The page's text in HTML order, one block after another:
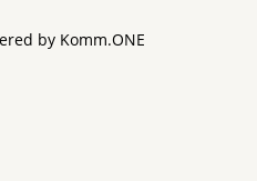
by Komm.ONE